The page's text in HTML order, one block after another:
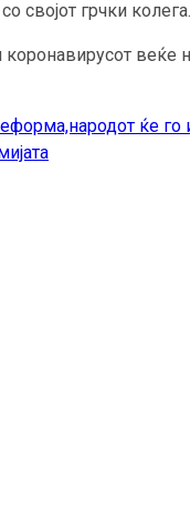
својот грчки колега.
веќе
ќе го